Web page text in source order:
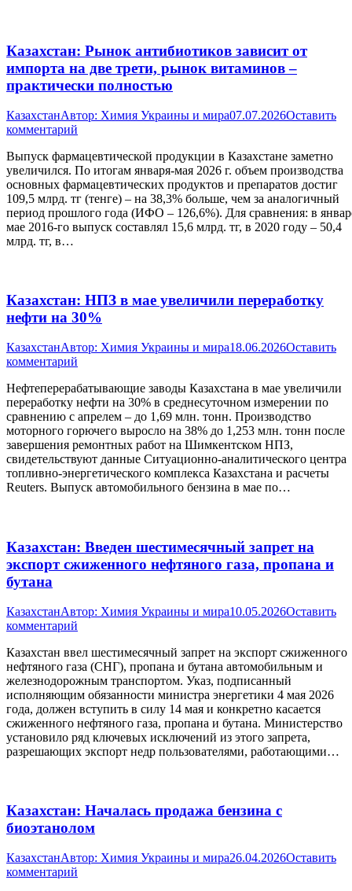
Казахстан: Рынок антибиотиков зависит от
импорта на две трети, рынок витаминов –
практически полностью
КазахстанАвтор: Химия Украины и мира07.07.2026Оставить
комментарий
Выпуск фармацевтической продукции в Казахстане заметно
увеличился. По итогам января-мая 2026 г. объем производства
основных фармацевтических продуктов и препаратов достиг
109,5 млрд. тг (тенге) – на 38,3% больше, чем за аналогичный
период прошлого года (ИФО – 126,6%). Для сравнения: в
мае 2016-го выпуск составлял 15,6 млрд. тг, в 2020 году – 50,4
млрд. тг, в…
Казахстан: НПЗ в мае увеличили переработку
нефти на 30%
КазахстанАвтор: Химия Украины и мира18.06.2026Оставить
комментарий
Нефтеперерабатывающие заводы Казахстана в мае увеличили
переработку нефти на 30% в среднесуточном измерении по
сравнению с апрелем – до 1,69 млн. тонн. Производство
моторного горючего выросло на 38% до 1,253 млн. тонн после
завершения ремонтных работ на Шимкентском НПЗ,
свидетельствуют данные Ситуационно-аналитического центра
топливно-энергетического комплекса Казахстана и расчеты
Reuters. Выпуск автомобильного бензина в мае по…
Казахстан: Введен шестимесячный запрет на
экспорт сжиженного нефтяного газа, пропана и
бутана
КазахстанАвтор: Химия Украины и мира10.05.2026Оставить
комментарий
Казахстан ввел шестимесячный запрет на экспорт сжиженного
нефтяного газа (СНГ), пропана и бутана автомобильным и
железнодорожным транспортом. Указ, подписанный
исполняющим обязанности министра энергетики 4 мая 2026
года, должен вступить в силу 14 мая и конкретно касается
сжиженного нефтяного газа, пропана и бутана. Министерство
установило ряд ключевых исключений из этого запрета,
разрешающих экспорт недр пользователями, работающими…
Казахстан: Началась продажа бензина с
биоэтанолом
КазахстанАвтор: Химия Украины и мира26.04.2026Оставить
комментарий